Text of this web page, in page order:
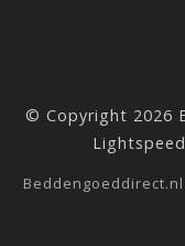
© Copyright 2026
Lightspeed
Beddengoeddirect.nl